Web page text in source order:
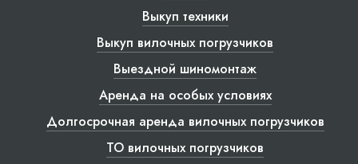
Выкуп техники
Выкуп вилочных погрузчиков
Выездной шиномонтаж
Аренда на особых условиях
Долгосрочная аренда вилочных погрузчиков
ТО вилочных погрузчиков